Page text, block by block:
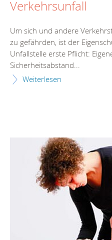
Verkehrsunfall
Um sich und andere
zu gefährden, ist der
Unfallstelle erste Pflicht:
Sicherheitsabstand...
Weiterlesen